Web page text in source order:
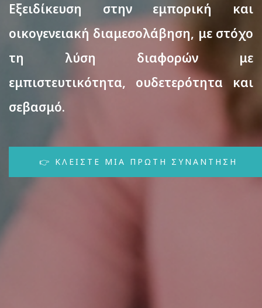
Εξειδίκευση στην εμπορική και
οικογενειακή διαμεσολάβηση, με στόχο
τη λύση διαφορών με
εμπιστευτικότητα, ουδετερότητα και
σεβασμό.
👉 ΚΛΕΊΣΤΕ ΜΊΑ ΠΡΏΤΗ ΣΥΝΆΝΤΗΣΗ